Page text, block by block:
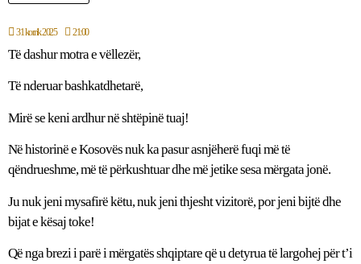
31 korrik 2025 21:00
Të dashur motra e vëllezër,
Të nderuar bashkatdhetarë,
Mirë se keni ardhur në shtëpinë tuaj!
Në historinë e Kosovës nuk ka pasur asnjëherë fuqi më të
qëndrueshme, më të përkushtuar dhe më jetike sesa mërgata jonë.
Ju nuk jeni mysafirë këtu, nuk jeni thjesht vizitorë, por jeni bijtë dhe
bijat e kësaj toke!
Që nga brezi i parë i mërgatës shqiptare që u detyrua të largohej për t’i